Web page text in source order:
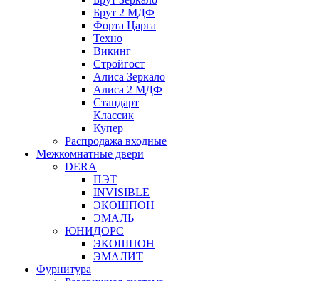
Брут 2 МДФ
Форта Царга
Техно
Викинг
Стройгост
Алиса Зеркало
Алиса 2 МДФ
Стандарт
Классик
Купер
Распродажа входные
Межкомнатные двери
DERA
ПЭТ
INVISIBLE
ЭКОШПОН
ЭМАЛЬ
ЮНИДОРС
ЭКОШПОН
ЭМАЛИТ
Фурнитура